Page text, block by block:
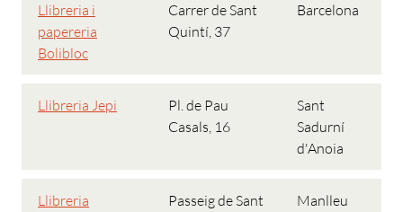
Llibreria i
papereria
Bolibloc
Carrer de Sant
Quintí, 37
Barcelona
Llibreria Jepi
Pl. de Pau
Casals, 16
Sant
Sadurní
d'Anoia
Llibreria
Passeig de Sant
Manlleu